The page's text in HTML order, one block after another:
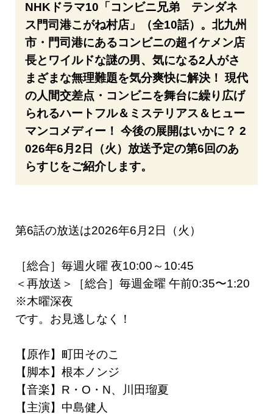
NHKドラマ10「コンビニ兄弟 テンダネ
ス門司港こがね村店」（全10話）。北九州
市・門司港にあるコンビニの超イケメン店
長とワイルドな謎の男、気になる2人がさ
まざまな無理難題を気分爽快に解決！ 現代
の人間交差点・コンビニを舞台に繰り広げ
られるハートフル＆ミステリアス＆ヒュー
マンコメディー！ 今後の展開はいかに？ 2
026年6月2日（火）放送予定の第6回のあ
らすじをご紹介します。
第6話の放送は2026年6月2日（火）
［総合］毎週火曜 夜10:00～10:45
＜再放送＞［総合］毎週金曜 午前0:35〜1:20
※木曜深夜
です。お見逃しなく！
【原作】町田そのこ
【脚本】根本ノンジ
【音楽】R・O・N、川田瑠夏
【主演】中島健人